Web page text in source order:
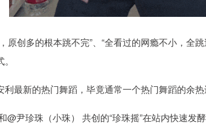
原创多的根本跳不完”、“全看过的网瘾不小，全
最新的热门舞蹈，毕竟通常一个热门舞蹈的余
@尹珍珠（小珠） 共创的“珍珠摇”在站内快速发